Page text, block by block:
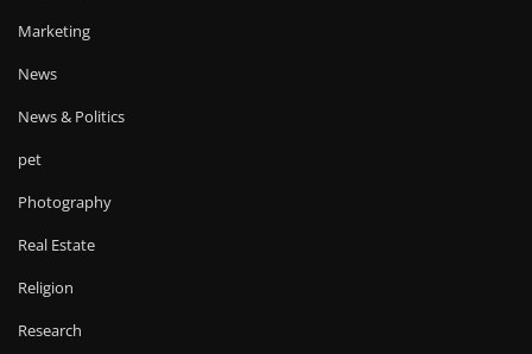
Marketing
News
News & Politics
pet
Photography
Real Estate
Religion
Research